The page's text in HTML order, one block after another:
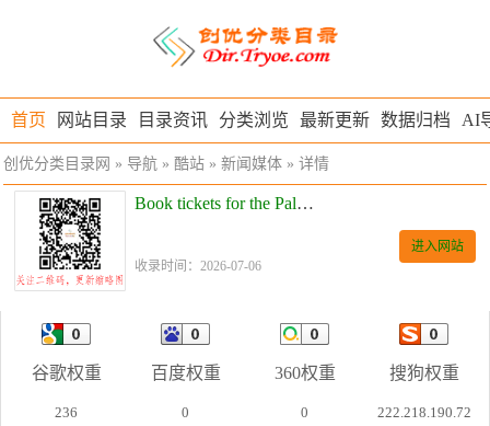
首页 网站目录 目录资讯 分类浏览 最新更新 数据归档 AI
创优分类目录网 » 导航 » 酷站 » 新闻媒体 » 详情
Book tickets for the Palace Museum
收录时间：2026-07-06
进入网站
谷歌权重 百度权重 360权重 搜狗权重
236 0 0 222.218.190.72